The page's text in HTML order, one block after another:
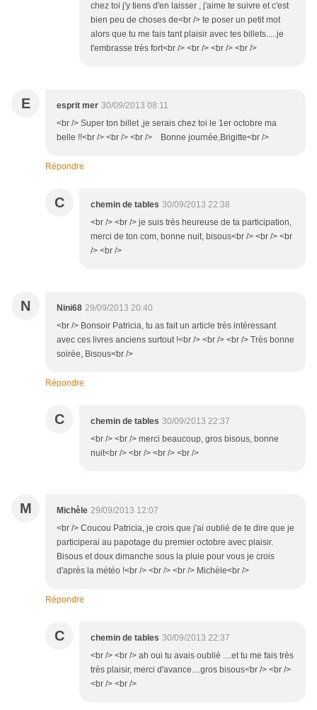
chez toi j'y tiens d'en laisser , j'aime te suivre et c'est
bien peu de choses de<br /> te poser un petit mot
alors que tu me fais tant plaisir avec tes billets.....je
t'embrasse très fort<br /> <br /> <br /> <br />
E esprit mer 30/09/2013 08:11
<br /> Super ton billet ,je serais chez toi le 1er octobre ma
belle !!<br /> <br /> <br /> Bonne journée,Brigitte<br />
Répondre
C chemin de tables 30/09/2013 22:38
<br /> <br /> je suis très heureuse de ta participation,
merci de ton com, bonne nuit, bisous<br /> <br /> <br
/> <br />
N Nini68 29/09/2013 20:40
<br /> Bonsoir Patricia, tu as fait un article très intéressant
avec ces livres anciens surtout !<br /> <br /> <br /> Très bonne
soirée, Bisous<br />
Répondre
C chemin de tables 30/09/2013 22:37
<br /> <br /> merci beaucoup, gros bisous, bonne
nuit<br /> <br /> <br /> <br />
M Michèle 29/09/2013 12:07
<br /> Coucou Patricia, je crois que j'ai oublié de te dire que je
participerai au papotage du premier octobre avec plaisir.
Bisous et doux dimanche sous la pluie pour vous je crois
d'après la météo !<br /> <br /> <br /> Michèle<br />
Répondre
C chemin de tables 30/09/2013 22:37
<br /> <br /> ah oui tu avais oublié ....et tu me fais très
très plaisir, merci d'avance....gros bisous<br /> <br />
<br /> <br />